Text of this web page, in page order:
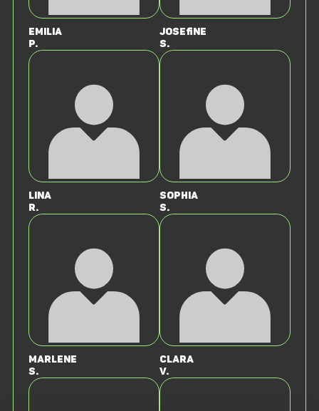
Emilia
P.
Josefine
S.
Lina
R.
Sophia
S.
Marlene
S.
Clara
v.